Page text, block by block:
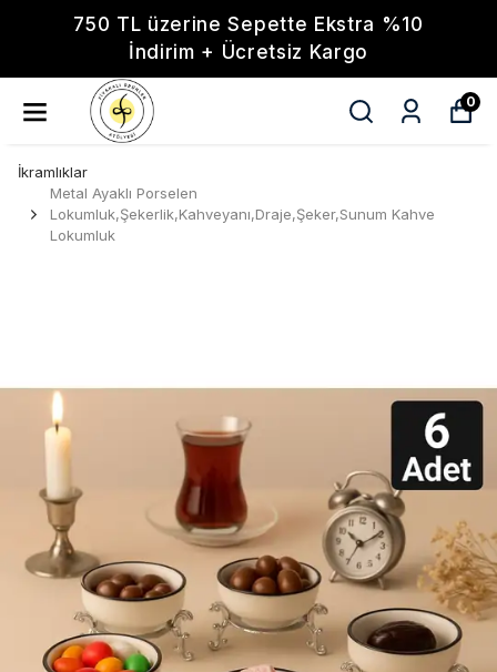
750 TL üzerine Sepette Ekstra %10
İndirim + Ücretsiz Kargo
0
İkramlıklar
Metal Ayaklı Porselen
Lokumluk,Şekerlik,Kahveyanı,Draje,Şeker,Sunum Kahve
Lokumluk